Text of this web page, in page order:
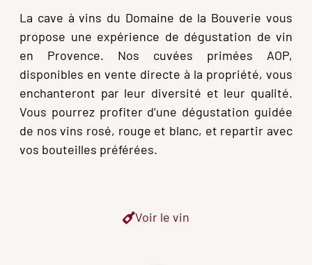
La cave à vins du Domaine de la Bouverie vous
propose une expérience de dégustation de vin
en Provence. Nos cuvées primées AOP,
disponibles en vente directe à la propriété, vous
enchanteront par leur diversité et leur qualité.
Vous pourrez profiter d’une dégustation guidée
de nos vins rosé, rouge et blanc, et repartir avec
vos bouteilles préférées.
Voir le vin